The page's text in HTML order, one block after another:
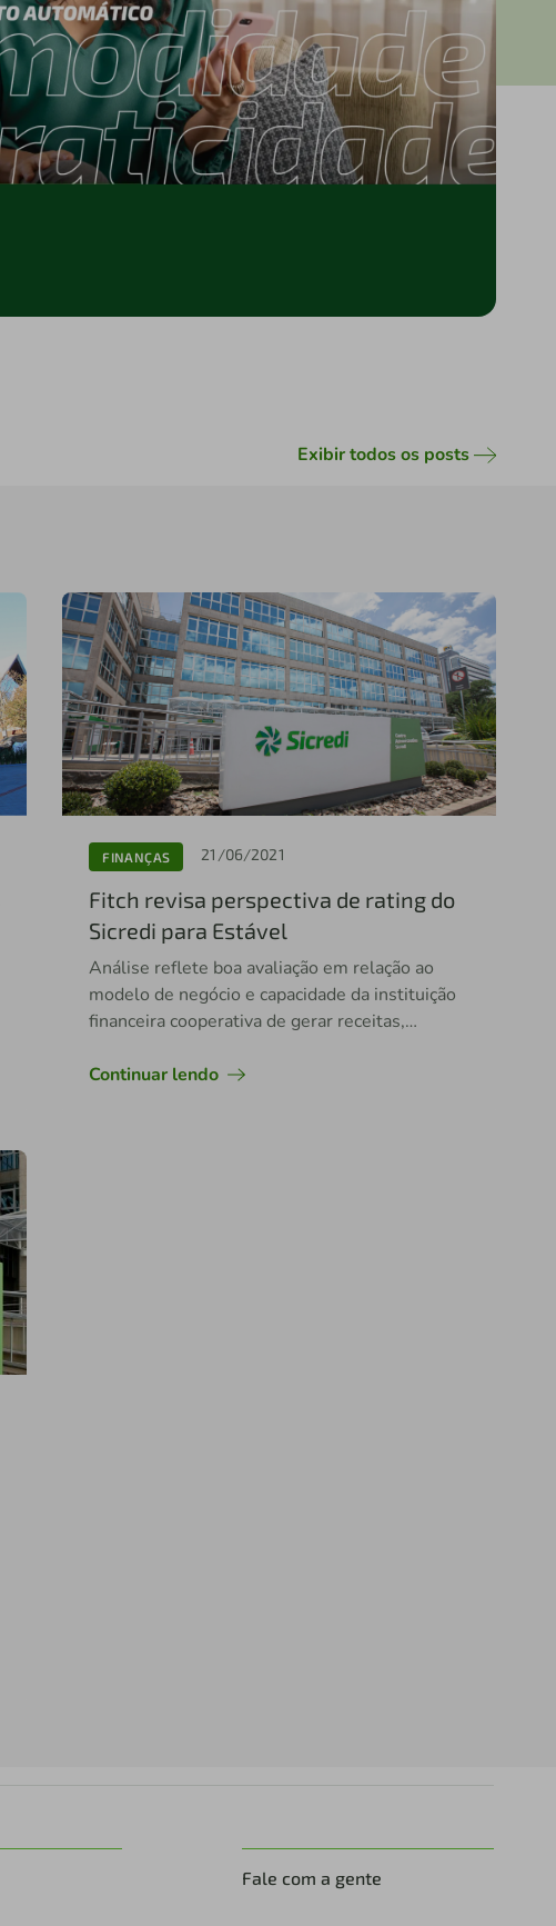
Exibir todos os posts
FINANÇAS 21/06/2021
Fitch revisa perspectiva de rating do
Sicredi para Estável
Análise reflete boa avaliação em relação ao
modelo de negócio e capacidade da instituição
financeira cooperativa de gerar receitas,
qualidade de ativos e liquidez
Continuar lendo
Fale com a gente